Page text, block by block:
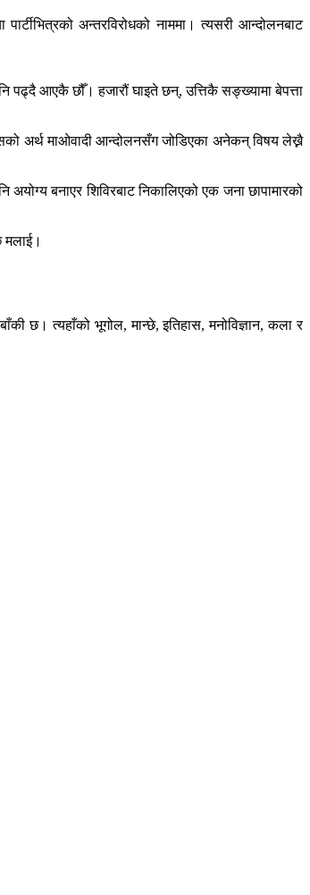
अन्तरविरोधको नाममा। त्यसरी आन्दोलनबाट
पढ्दै आएकै छौँ। हजारौं घाइते छन्, उत्तिकै सङ्ख्यामा बेपत्ता
अर्थ माओवादी आन्दोलनसँग जोडिएका अनेकन् विषय लेख्नै
बनाएर शिविरबाट निकालिएको एक जना छापामारको
मलाई।
छ। त्यहाँको भूगोल, मान्छे, इतिहास, मनोविज्ञान, कला र